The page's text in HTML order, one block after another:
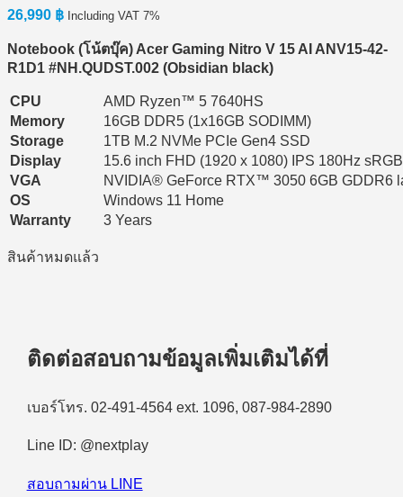
26,990 ฿ Including VAT 7%
Notebook (โน้ตบุ๊ค) Acer Gaming Nitro V 15 AI ANV15-42-
R1D1 #NH.QUDST.002 (Obsidian black)
CPU
AMD Ryzen™ 5 7640HS
Memory
16GB DDR5 (1x16GB SODIMM)
Storage
1TB M.2 NVMe PCIe Gen4 SSD
Display
15.6 inch FHD (1920 x 1080) IPS 180Hz
VGA
NVIDIA® GeForce RTX™ 3050 6GB GDDR6
OS
Windows 11 Home
Warranty
3 Years
สินค้าหมดแล้ว
ติดต่อสอบถามข้อมูลเพิ่มเติมได้ที่
เบอร์โทร. 02-491-4564 ext. 1096, 087-984-2890
Line ID: @nextplay
สอบถามผ่าน LINE